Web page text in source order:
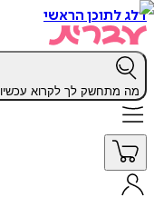
דלג לתוכן הראשי
מה מתחשק לך לקרוא עכשיו